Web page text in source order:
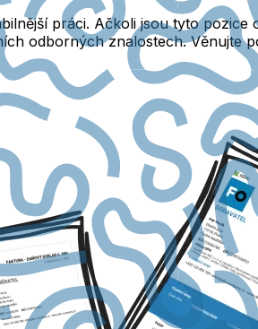
práci. Ačkoli jsou tyto
odborných znalostech.